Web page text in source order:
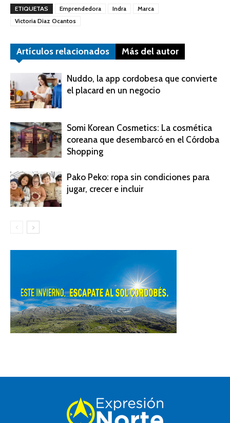
ETIQUETAS Emprendedora Indra
Marca
Victoria Diaz Ocantos
Artículos relacionados Más del autor
Nuddo, la app cordobesa que convierte
el placard en un negocio
Somi Korean Cosmetics: La cosmética
coreana que desembarcó en el Córdoba
Shopping
Pako Peko: ropa sin condiciones para
jugar, crecer e incluir